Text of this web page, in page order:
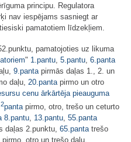
principu. Regulatora
nav iespējams sasniegt ar
pamatotiem līdzekļiem.
pamatojoties uz likuma
" 1.pantu 5.pantu 6.panta
9.panta pirmās daļas 1., 2. un
daļu, 20.panta pirmo un otro
cenu ārkārtēja pieauguma
2pantapirmo, otro, trešo un ceturto
8.pantu, 13.pantu, 55.panta
daļas 2.punktu, 65.pantatrešo
pirmo, otro un trešo daļu,